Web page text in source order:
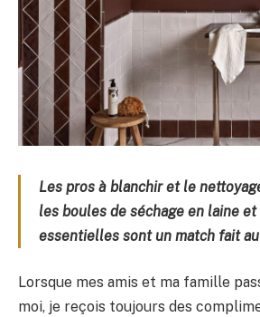
Les pros à blanchir et le
les boules de séchage en laine
essentielles sont un match fait
Lorsque mes amis et ma famille
moi, je reçois toujours des